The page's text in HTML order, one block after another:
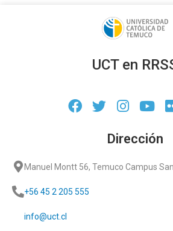
UCT en
Dirección
Manuel Montt 56, Temuco Campus
+56 45 2 205 555
info@uct.cl